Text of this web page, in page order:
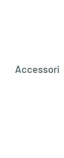
Accessori